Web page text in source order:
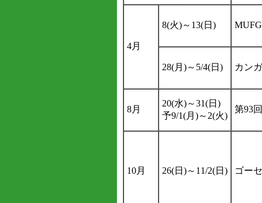
4月
8(火)～13(日)
28(月)～5/4(日) カン
8月
20(水)～31(日)
予9/1(月)～2(火)
第93
10月 26(日)～11/2(日) ゴー